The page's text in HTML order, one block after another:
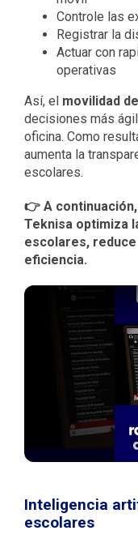
Controle las
Registrar la
Actuar con
operativas
Así, el movilidad
decisiones más
oficina. Como
aumenta la
escolares.
👉 A
Teknisa optimiza
escolares,
eficiencia.
Inteligencia
escolares